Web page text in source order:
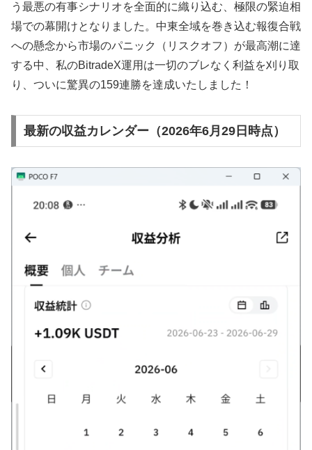
う最悪の有事シナリオを全面的に織り込む、極限の緊迫相
場での幕開けとなりました。中東全域を巻き込む報復合戦
への懸念から市場のパニック（リスクオフ）が最高潮に達
する中、私のBitradeX運用は一切のブレなく利益を刈り取
り、ついに驚異の159連勝を達成いたしました！
最新の収益カレンダー（2026年6月29日時点）